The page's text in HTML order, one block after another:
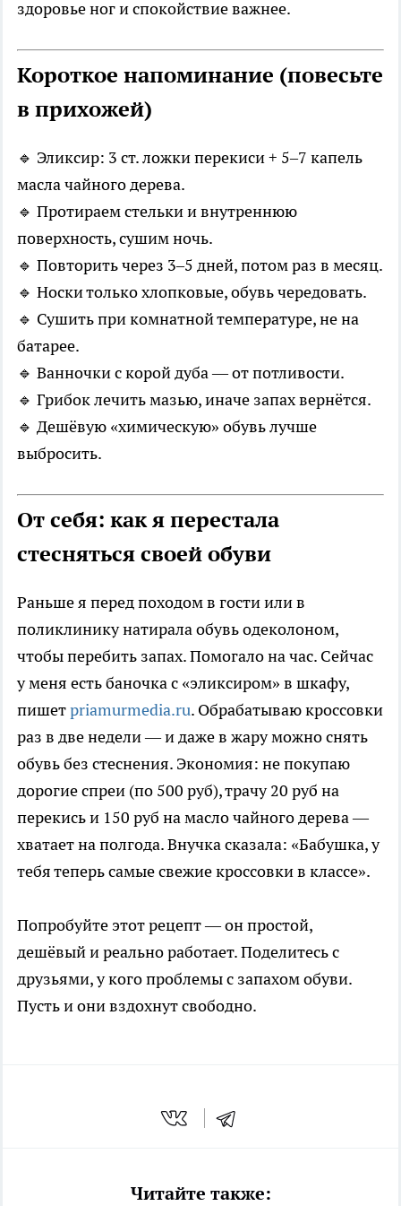
здоровье ног и спокойствие важнее.
Короткое напоминание (повесьте
в прихожей)
🔹 Эликсир: 3 ст. ложки перекиси + 5–7 капель
масла чайного дерева.
🔹 Протираем стельки и внутреннюю
поверхность, сушим ночь.
🔹 Повторить через 3–5 дней, потом раз в месяц.
🔹 Носки только хлопковые, обувь чередовать.
🔹 Сушить при комнатной температуре, не на
батарее.
🔹 Ванночки с корой дуба — от потливости.
🔹 Грибок лечить мазью, иначе запах вернётся.
🔹 Дешёвую «химическую» обувь лучше
выбросить.
От себя: как я перестала
стесняться своей обуви
Раньше я перед походом в гости или в
поликлинику натирала обувь одеколоном,
чтобы перебить запах. Помогало на час. Сейчас
у меня есть баночка с «эликсиром» в шкафу,
пишетpriamurmedia.ru. Обрабатываю кроссовки
раз в две недели — и даже в жару можно снять
обувь без стеснения. Экономия: не покупаю
дорогие спреи (по 500 руб), трачу 20 руб на
перекись и 150 руб на масло чайного дерева —
хватает на полгода. Внучка сказала: «Бабушка, у
тебя теперь самые свежие кроссовки в классе».
Попробуйте этот рецепт — он простой,
дешёвый и реально работает. Поделитесь с
друзьями, у кого проблемы с запахом обуви.
Пусть и они вздохнут свободно.
Читайте также: